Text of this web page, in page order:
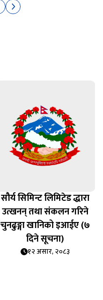
सौर्य सिमिन्ट लिमिटेड द्धारा
उत्खनन् तथा संकलन गरिने
चुनढुङ्गा खानिको इआईए (७
दिने सूचना)
१२ असार, २०८३